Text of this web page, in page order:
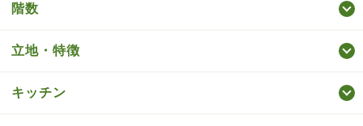
階数
立地・特徴
キッチン